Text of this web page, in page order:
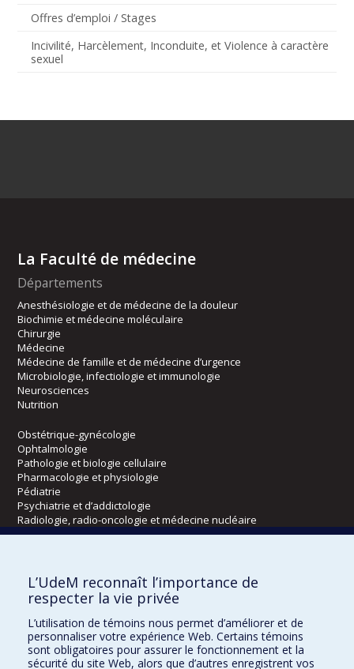
Offres d’emploi / Stages
Incivilité, Harcèlement, Inconduite, et Violence à caractère
sexuel
La Faculté de médecine
Départements
Anesthésiologie et de médecine de la douleur
Biochimie et médecine moléculaire
Chirurgie
Médecine
Médecine de famille et de médecine d’urgence
Microbiologie, infectiologie et immunologie
Neurosciences
Nutrition
Obstétrique-gynécologie
Ophtalmologie
Pathologie et biologie cellulaire
Pharmacologie et physiologie
Pédiatrie
Psychiatrie et d’addictologie
Radiologie, radio-oncologie et médecine nucléaire
Écoles
Kinésiologie et des sciences de l’activité physique
Orthophonie et audiologie
Réadaptation
Directions
L’UdeM reconnaît l’importance de
respecter la vie privée
L’utilisation de témoins nous permet d’améliorer et de
personnaliser votre expérience Web. Certains témoins
sont obligatoires pour assurer le fonctionnement et la
sécurité du site Web, alors que d’autres enregistrent vos